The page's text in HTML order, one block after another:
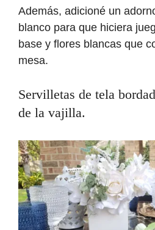
Además, adicioné un
blanco para que hiciera
base y flores blancas que
mesa.
Servilletas de tela
de la vajilla.